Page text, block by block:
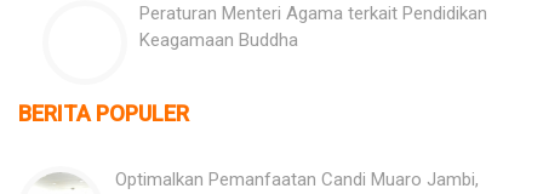
Peraturan Menteri Agama terkait Pendidikan
Keagamaan Buddha
BERITA POPULER
Optimalkan Pemanfaatan Candi Muaro Jambi,